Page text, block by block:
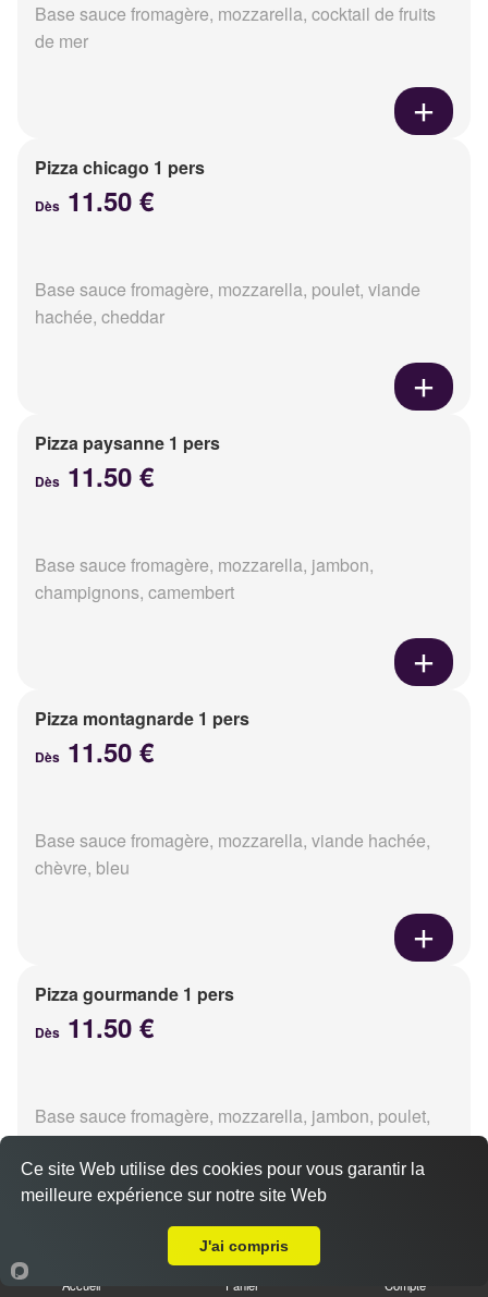
Base sauce fromagère, mozzarella, cocktail de fruits
de mer
Pizza chicago 1 pers
Dès 11.50 €
Base sauce fromagère, mozzarella, poulet, viande
hachée, cheddar
Pizza paysanne 1 pers
Dès 11.50 €
Base sauce fromagère, mozzarella, jambon,
champignons, camembert
Pizza montagnarde 1 pers
Dès 11.50 €
Base sauce fromagère, mozzarella, viande hachée,
chèvre, bleu
Pizza gourmande 1 pers
Dès 11.50 €
Base sauce fromagère, mozzarella, jambon, poulet,
pommes de terre, oignons
Pizza tikka 1 pers
Accueil Panier Compte
Ce site Web utilise des cookies pour vous garantir la
meilleure expérience sur notre site Web
J'ai compris